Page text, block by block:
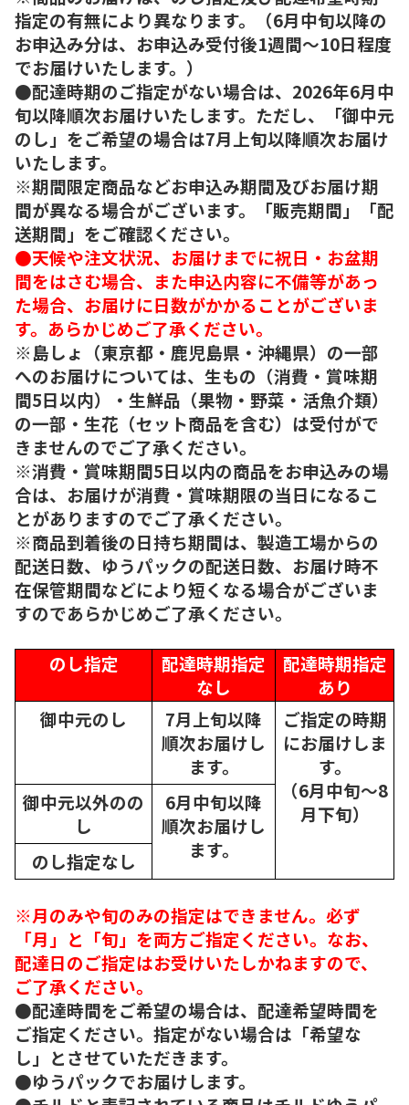
指定の有無により異なります。（6月中旬以降の
お申込み分は、お申込み受付後1週間～10日程度
でお届けいたします。）
●配達時期のご指定がない場合は、2026年6月中
旬以降順次お届けいたします。ただし、「御中元
のし」をご希望の場合は7月上旬以降順次お届け
いたします。
※期間限定商品などお申込み期間及びお届け期
間が異なる場合がございます。「販売期間」「配
送期間」をご確認ください。
●天候や注文状況、お届けまでに祝日・お盆期
間をはさむ場合、また申込内容に不備等があっ
た場合、お届けに日数がかかることがございま
す。あらかじめご了承ください。
※島しょ（東京都・鹿児島県・沖縄県）の一部
へのお届けについては、生もの（消費・賞味期
間5日以内）・生鮮品（果物・野菜・活魚介類）
の一部・生花（セット商品を含む）は受付がで
きませんのでご了承ください。
※消費・賞味期間5日以内の商品をお申込みの場
合は、お届けが消費・賞味期限の当日になるこ
とがありますのでご了承ください。
※商品到着後の日持ち期間は、製造工場からの
配送日数、ゆうパックの配送日数、お届け時不
在保管期間などにより短くなる場合がございま
すのであらかじめご了承ください。
のし指定
配達時期指定
なし
配達時期指定
あり
御中元のし
7月上旬以降
順次お届けし
ます。
ご指定の時期
にお届けしま
す。
（6月中旬～8
月下旬）
御中元以外のの
し
6月中旬以降
順次お届けし
ます。
のし指定なし
※月のみや旬のみの指定はできません。必ず
「月」と「旬」を両方ご指定ください。なお、
配達日のご指定はお受けいたしかねますので、
ご了承ください。
●配達時間をご希望の場合は、配達希望時間を
ご指定ください。指定がない場合は「希望な
し」とさせていただきます。
●ゆうパックでお届けします。